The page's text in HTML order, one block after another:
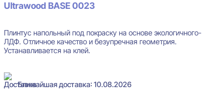
Ultrawood BASE 0023
Плинтус напольный под покраску на основе экологичного-
ЛДФ. Отличное качество и безупречная геометрия.
Устанавливается на клей.
Ближайшая доставка: 10.08.2026